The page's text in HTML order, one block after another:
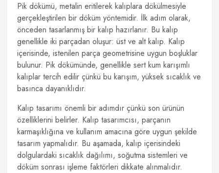
Pik dökümü, metalin eritilerek kalıplara dökülmesiyle
gerçekleştirilen bir döküm yöntemidir. İlk adım olarak,
önceden tasarlanmış bir kalıp hazırlanır. Bu kalıp
genellikle iki parçadan oluşur: üst ve alt kalıp. Kalıp
içerisinde, istenilen parça geometrisine uygun boşluklar
bulunur. Pik dökümünde, genellikle sert kum karışımlı
kalıplar tercih edilir çünkü bu karışım, yüksek sıcaklık ve
basınca dayanıklıdır.
Kalıp tasarımı önemli bir adımdır çünkü son ürünün
özelliklerini belirler. Kalıp tasarımcısı, parçanın
karmaşıklığına ve kullanım amacına göre uygun şekilde
tasarım yapmalıdır. Bu aşamada, kalıp içerisindeki
dolgulardaki sıcaklık dağılımı, soğutma sistemleri ve
döküm sonrası işleme faktörleri dikkate alınmalıdır.